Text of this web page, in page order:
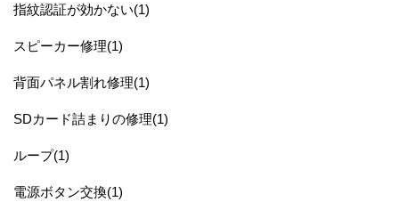
指紋認証が効かない(1)
スピーカー修理(1)
背面パネル割れ修理(1)
SDカード詰まりの修理(1)
ループ(1)
電源ボタン交換(1)